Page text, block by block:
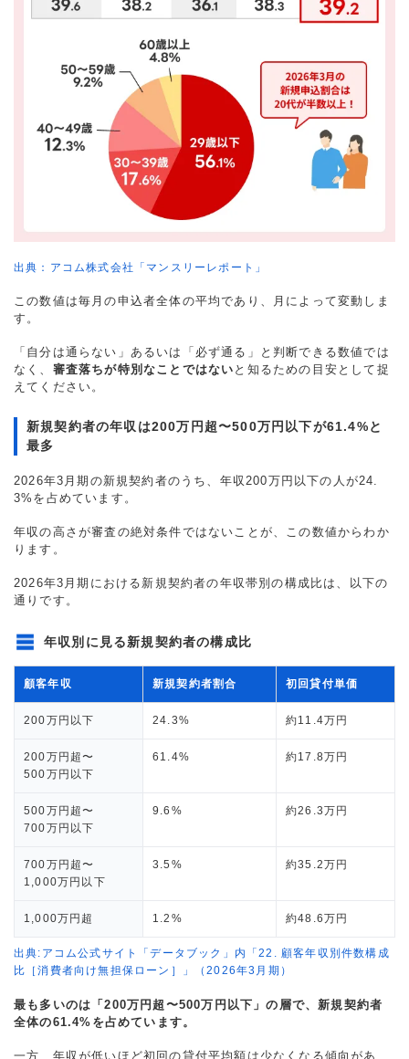
出典：アコム株式会社「マンスリーレポート」
この数値は毎月の申込者全体の平均であり、月によって変動しま
す。
「自分は通らない」あるいは「必ず通る」と判断できる数値では
なく、 審査落ちが特別なことではない と知るための目安として捉
えてください。
新規契約者の年収は200万円超〜500万円以下が61.4%と
最多
2026年3月期の新規契約者のうち、年収200万円以下の人が24.
3%を占めています。
年収の高さが審査の絶対条件ではないことが、この数値からわか
ります。
2026年3月期における新規契約者の年収帯別の構成比は、以下の
通りです。
年収別に見る新規契約者の構成比
顧客年収 新規契約者割合 初回貸付単価
200万円以下 24.3% 約11.4万円
200万円超〜
500万円以下
61.4% 約17.8万円
500万円超〜
700万円以下
9.6% 約26.3万円
700万円超〜
1,000万円以下
3.5% 約35.2万円
1,000万円超 1.2% 約48.6万円
出典:アコム公式サイト「データブック」内「22. 顧客年収別件数構成
比［消費者向け無担保ローン］」（2026年3月期）
最も多いのは「200万円超〜500万円以下」の層で、新規契約者
全体の61.4%を占めています。
一方、年収が低いほど初回の貸付平均額は少なくなる傾向があ